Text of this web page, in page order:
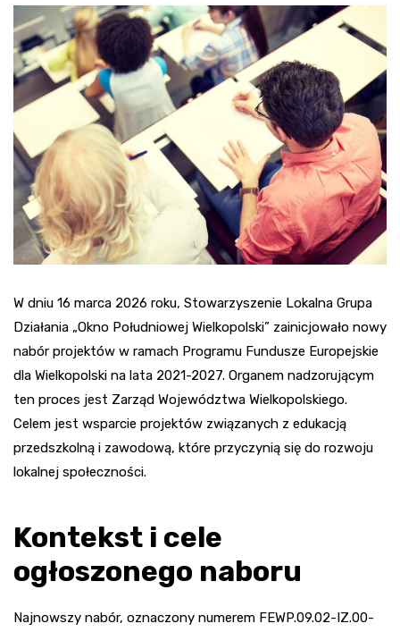
W dniu 16 marca 2026 roku, Stowarzyszenie Lokalna Grupa
Działania „Okno Południowej Wielkopolski” zainicjowało nowy
nabór projektów w ramach Programu Fundusze Europejskie
dla Wielkopolski na lata 2021-2027. Organem nadzorującym
ten proces jest Zarząd Województwa Wielkopolskiego.
Celem jest wsparcie projektów związanych z edukacją
przedszkolną i zawodową, które przyczynią się do rozwoju
lokalnej społeczności.
Kontekst i cele
ogłoszonego naboru
Najnowszy nabór, oznaczony numerem FEWP.09.02-IZ.00-